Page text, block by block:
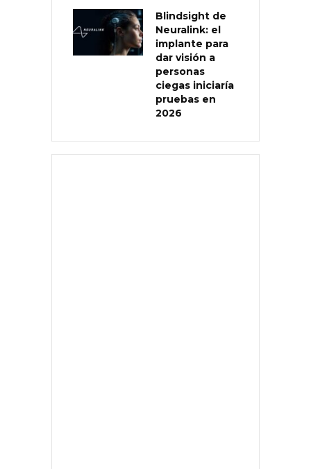
Blindsight de
Neuralink: el
implante para
dar visión a
personas
ciegas iniciaría
pruebas en
2026